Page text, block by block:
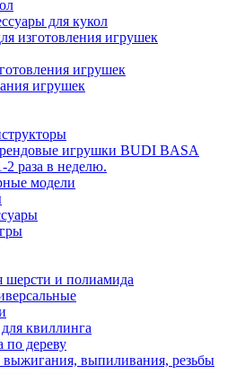
для кукол
изготовления игрушек
игрушек
игрушек
игрушки BUDI BASA
2 раза в неделю.
модели
шерсти и полиамида
квиллинга
по дереву
выжигания, выпиливания, резьбы